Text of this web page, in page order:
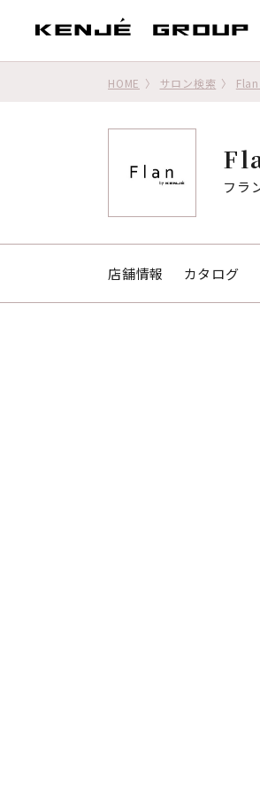
HOME サロン検索
フラ
店舗情報 カタログ